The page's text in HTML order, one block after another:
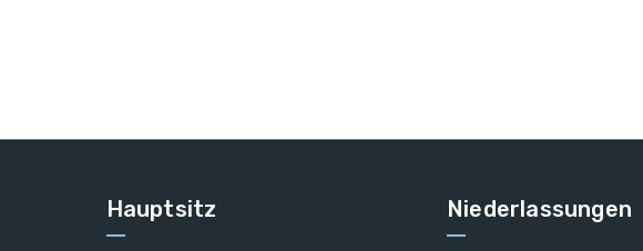
Hauptsitz Niederlassungen